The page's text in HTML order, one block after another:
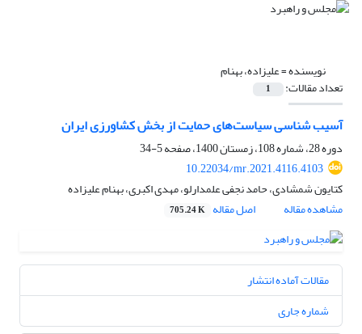
نویسنده =علیزاده، بهنام
تعداد مقالات: 1
آسیب شناسی سیاست‌‌های حمایت از بخش کشاورزی ایران
دوره 28، شماره 108، زمستان 1400، صفحه
5-34
10.22034/mr.2021.4116.4103
کتایون شمشادی، حامد نجفی علمدارلو، مهدی اکبری، بهنام علیزاده
مشاهده مقاله
اصل مقاله 705.24 K
مقالات آماده انتشار
شماره جاری